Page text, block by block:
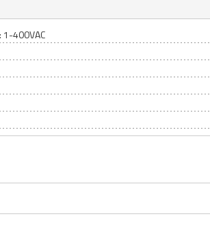
400VAC